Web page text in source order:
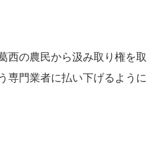
西の農民から汲み取り権を取
専門業者に払い下げるように